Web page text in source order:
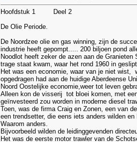
Hoofdstuk 1 Deel 2
De Olie Periode.
De Noordzee olie en gas winning, zijn de
industrie heeft gepompt..... 200 biljoen pond
Noodlot heeft zeker de azen aan de
trage staat kwam, waar het rond 1960 in
Het was een economie, waar van je niet wist,
opgedragen had aan de huidige Aberdeense
Noord Oostelijke economie,weer tot leven
Alleen kon de visserij tot bloei komen, met
geïnvesteerd zou worden in moderne diesel
Toen, was de firma Craig en Zonen, een van
een trendsetter, die eens iets anders wilden en
Waarom anders.
Bijvoorbeeld wilden de leidinggevenden
Het was de eerste motor trawler van de